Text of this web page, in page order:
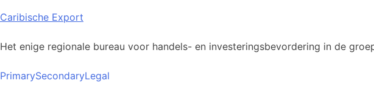
Skip
content
Caribische Export
Het enige regionale bureau voor handels- en investeringsbevordering in de
PrimarySecondaryLegal